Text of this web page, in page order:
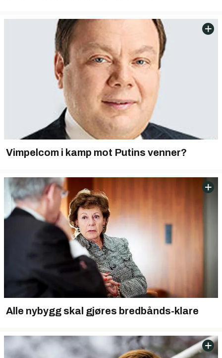
Vimpelcom i kamp mot Putins venner?
Alle nybygg skal gjøres bredbånds-klare